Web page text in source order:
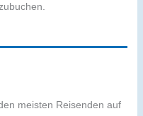
meisten Reisenden auf